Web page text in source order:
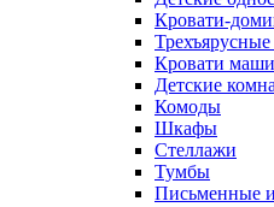
Кровати-
Трехъярусные
Кровати
Детские
Комоды
Шкафы
Стеллажи
Тумбы
Письменные